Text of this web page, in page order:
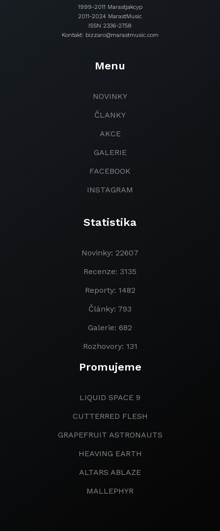
1999-2011 Marastjakcyp
2011-2024 MarastMusic
ISSN 2336-2758
Kontakt: bizzaro@marastmusic.com
Menu
NOVINKY
ČLANKY
AKCE
GALERIE
FACEBOOK
INSTAGRAM
Statistika
Novinky: 22607
Recenze: 3135
Reporty: 1482
Články: 793
Galerie: 682
Rozhovory: 131
Promujeme
LIQUID SPACE 9
CUTTERRED FLESH
GRAPEFRUIT ASTRONAUTS
HEAVING EARTH
ALTARS ABLAZE
MALLEPHYR